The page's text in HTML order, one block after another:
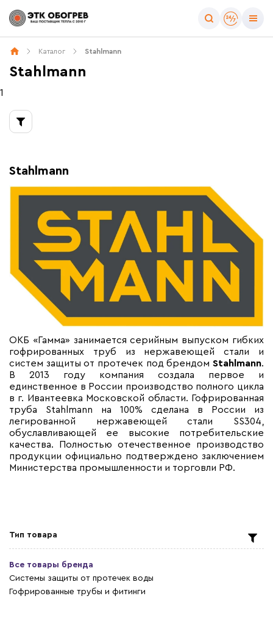
Каталог Stahlmann
Stahlmann
1
Тип товара
Все товары бренда
Системы защиты от протечек воды
Stahlmann
ОКБ «Гамма» занимается серийным выпуском гибких
гофрированных труб из нержавеющей стали и
систем защиты от протечек под брендом Stahlmann.
В 2013 году компания создала первое и
единственное в России производство полного цикла
в г. Ивантеевка Московской области. Гофрированная
труба Stahlmann на 100% сделана в России из
легированной нержавеющей стали SS304,
обуславливающей ее высокие потребительские
качества. Полностью отечественное производство
продукции официально подтверждено заключением
Министерства промышленности и торговли РФ.
Тип товара
Все товары бренда
Системы защиты от протечек воды
Гофрированные трубы и фитинги